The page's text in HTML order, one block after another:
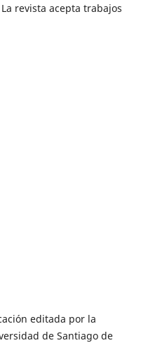
revista acepta trabajos
editada por la
de Santiago de